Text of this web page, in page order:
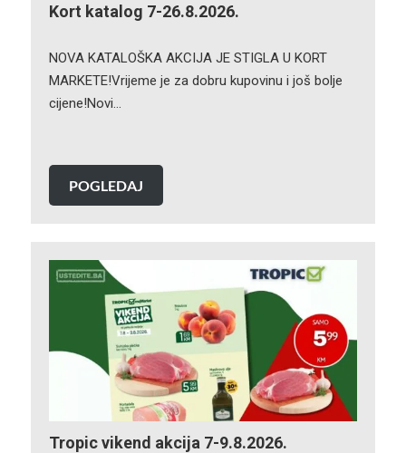
Kort katalog 7-26.8.2026.
NOVA KATALOŠKA AKCIJA JE STIGLA U KORT
MARKETE!Vrijeme je za dobru kupovinu i još bolje
cijene!Novi…
POGLEDAJ
Tropic vikend akcija 7-9.8.2026.